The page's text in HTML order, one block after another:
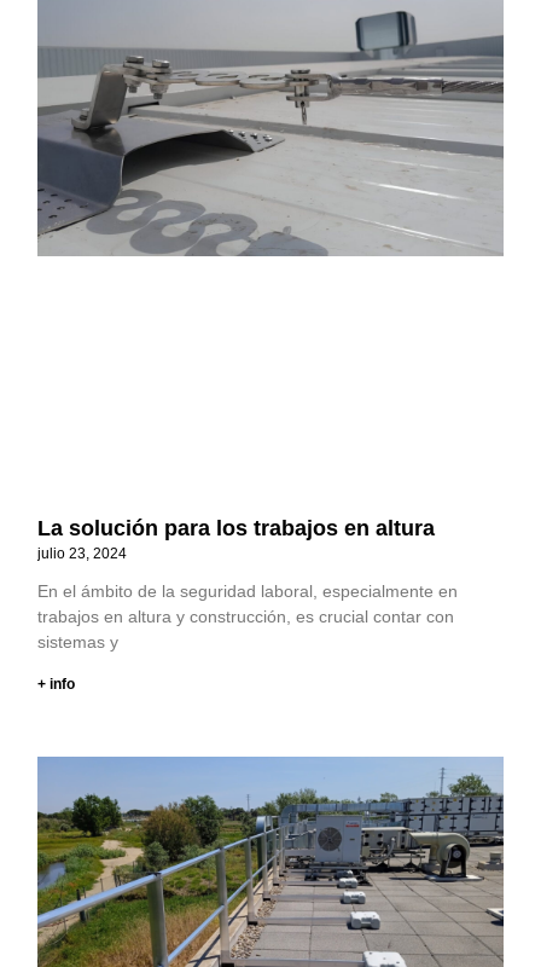
La solución para los trabajos en altura
julio 23, 2024
En el ámbito de la seguridad laboral, especialmente en
trabajos en altura y construcción, es crucial contar con
sistemas y
+ info